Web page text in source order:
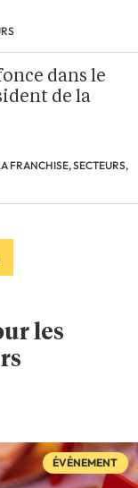
dans le
de la
FRANCHISE, SECTEURS,
les
ÉVÉNEMENT